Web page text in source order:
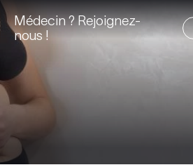
Médecin ? Rejoignez-
nous !